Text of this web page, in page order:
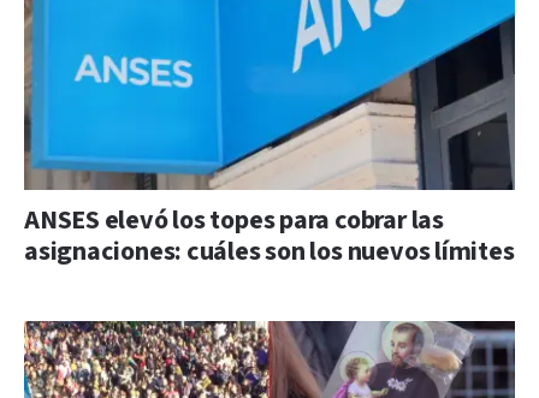
ANSES elevó los topes para cobrar las
asignaciones: cuáles son los nuevos límites